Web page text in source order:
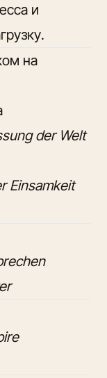
и
на
der Welt
Einsamkeit